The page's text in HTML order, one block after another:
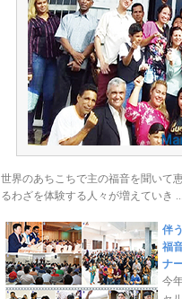
世界のあちこちで主の福音を聞いて
るわざを体験する人々が増えていき
伴
福
ナ
今